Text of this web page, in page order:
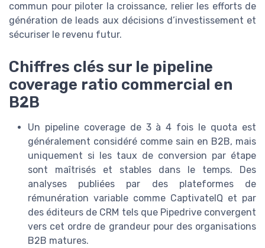
commun pour piloter la croissance, relier les efforts de
génération de leads aux décisions d’investissement et
sécuriser le revenu futur.
Chiffres clés sur le pipeline
coverage ratio commercial en
B2B
Un pipeline coverage de 3 à 4 fois le quota est
généralement considéré comme sain en B2B, mais
uniquement si les taux de conversion par étape
sont maîtrisés et stables dans le temps. Des
analyses publiées par des plateformes de
rémunération variable comme CaptivateIQ et par
des éditeurs de CRM tels que Pipedrive convergent
vers cet ordre de grandeur pour des organisations
B2B matures.